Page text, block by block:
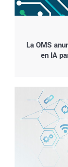
La OMS
en IA